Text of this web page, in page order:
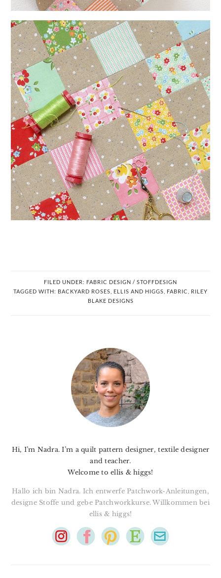
FILED UNDER: FABRIC DESIGN / STOFFDESIGN
TAGGED WITH: BACKYARD ROSES ELLIS AND HIGGS FABRIC
RILEY
BLAKE DESIGNS
Hi, I’m Nadra. I’m a quilt pattern designer, textile designer
and teacher.
Welcome to ellis & higgs!
Hallo ich bin Nadra. Ich entwerfe Patchwork-Anleitungen,
designe Stoffe und gebe Patchworkkurse. Willkommen bei
ellis & higgs!